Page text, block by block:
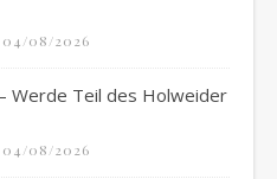
04/08/2026
Werde Teil des Holweider
04/08/2026